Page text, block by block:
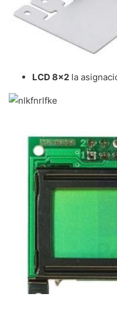
LCD 8×2 la